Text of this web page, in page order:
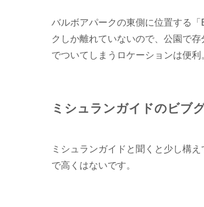
バルボアパークの東側に位置する
クしか離れていないので、公園で
でついてしまうロケーションは便利。
ミシュランガイドのビブ
ミシュランガイドと聞くと少し構
で高くはないです。